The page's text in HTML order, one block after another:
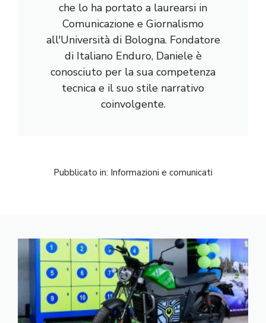
che lo ha portato a laurearsi in
Comunicazione e Giornalismo
all'Università di Bologna. Fondatore
di Italiano Enduro, Daniele è
conosciuto per la sua competenza
tecnica e il suo stile narrativo
coinvolgente.
Pubblicato in: Informazioni e comunicati